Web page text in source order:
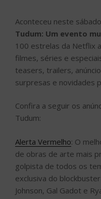
Aconteceu neste
Tudum: Um evento
100 estrelas da Netflix
filmes, séries e
teasers, trailers,
surpresas e novidades
Confira a seguir os
Tudum:
Alerta Vermelho: O
de obras de arte mais
golpista de todos os
exclusiva do
Johnson, Gal Gadot e